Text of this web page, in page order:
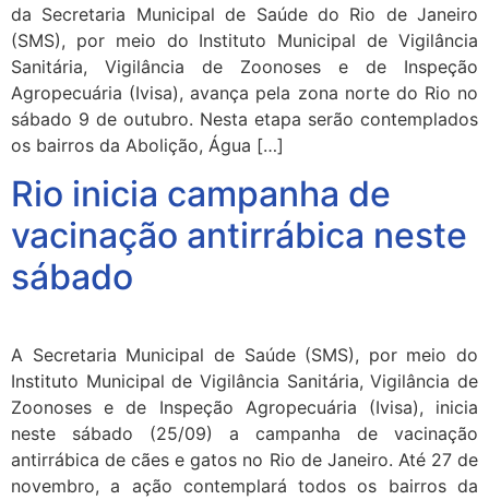
da Secretaria Municipal de Saúde do Rio de Janeiro
(SMS), por meio do Instituto Municipal de Vigilância
Sanitária, Vigilância de Zoonoses e de Inspeção
Agropecuária (Ivisa), avança pela zona norte do Rio no
sábado 9 de outubro. Nesta etapa serão contemplados
os bairros da Abolição, Água […]
Rio inicia campanha de
vacinação antirrábica neste
sábado
A Secretaria Municipal de Saúde (SMS), por meio do
Instituto Municipal de Vigilância Sanitária, Vigilância de
Zoonoses e de Inspeção Agropecuária (Ivisa), inicia
neste sábado (25/09) a campanha de vacinação
antirrábica de cães e gatos no Rio de Janeiro. Até 27 de
novembro, a ação contemplará todos os bairros da